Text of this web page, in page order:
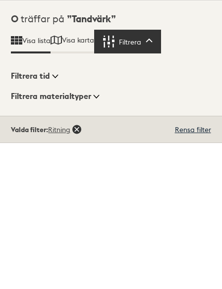
Sökresultat
0 träffar på Tandvärk
Visa lista Visa karta Filtrera
Visningsläge
Filtrera tid
Filtrera materialtyper
träffar
Valda filter:Ritning Rensa filter